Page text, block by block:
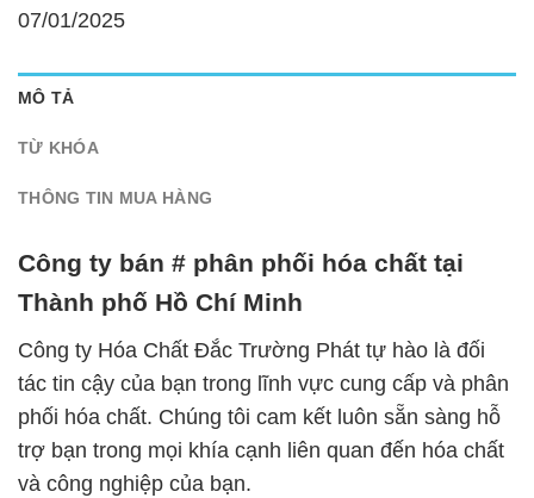
07/01/2025
MÔ TẢ
TỪ KHÓA
THÔNG TIN MUA HÀNG
Công ty bán # phân phối hóa chất tại
Thành phố Hồ Chí Minh
Công ty Hóa Chất Đắc Trường Phát tự hào là đối
tác tin cậy của bạn trong lĩnh vực cung cấp và phân
phối hóa chất. Chúng tôi cam kết luôn sẵn sàng hỗ
trợ bạn trong mọi khía cạnh liên quan đến hóa chất
và công nghiệp của bạn.